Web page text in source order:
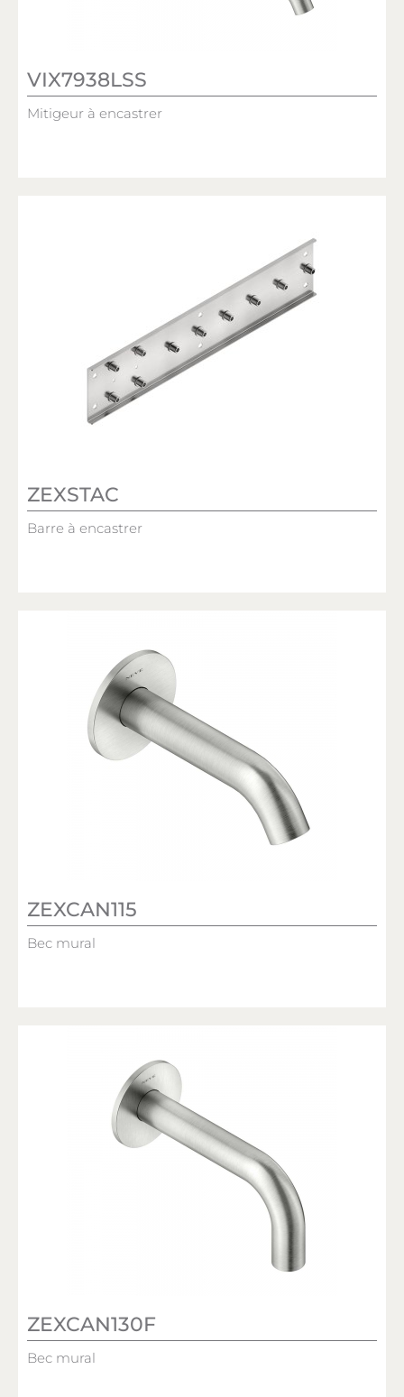
VIX7938LSS
Mitigeur à encastrer
ZEXSTAC
Barre à encastrer
ZEXCAN115
Bec mural
ZEXCAN130F
Bec mural